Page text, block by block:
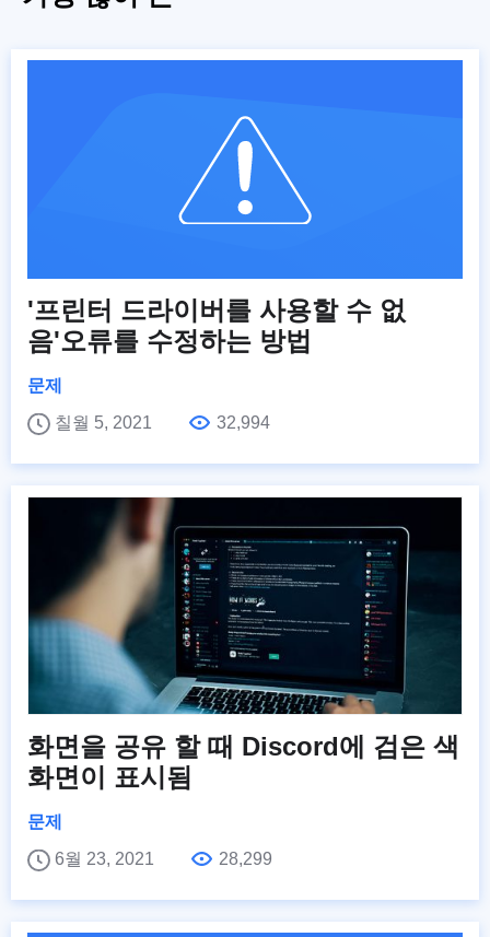
'프린터 드라이버를 사용할 수 없
음'오류를 수정하는 방법
문제
칠월 5, 2021
32,994
화면을 공유 할 때 Discord에 검은 색
화면이 표시됨
문제
6월 23, 2021
28,299